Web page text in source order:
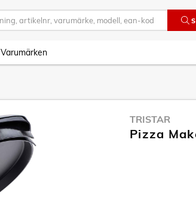
Varumärken
TRISTAR
Pizza